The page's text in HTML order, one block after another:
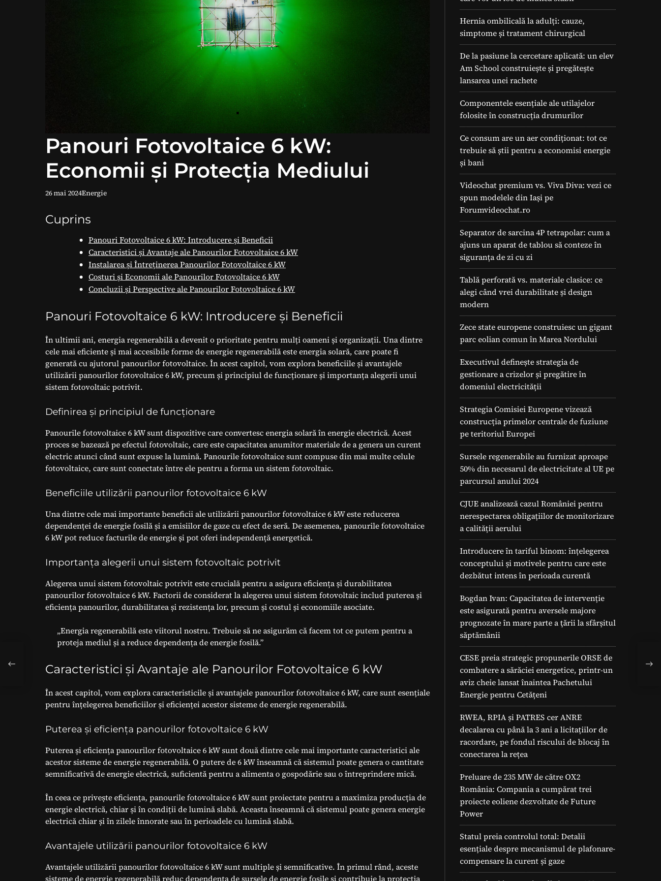
Panouri Fotovoltaice 6 kW:
Economii și Protecția Mediului
26 mai 2024Energie
Cuprins
Panouri Fotovoltaice 6 kW: Introducere și Beneficii
Caracteristici și Avantaje ale Panourilor Fotovoltaice 6 kW
Instalarea și Întreținerea Panourilor Fotovoltaice 6 kW
Costuri și Economii ale Panourilor Fotovoltaice 6 kW
Concluzii și Perspective ale Panourilor Fotovoltaice 6 kW
Panouri Fotovoltaice 6 kW: Introducere și Beneficii
În ultimii ani, energia regenerabilă a devenit o prioritate pentru mulți oameni și organizații. Una dintre
cele mai eficiente și mai accesibile forme de energie regenerabilă este energia solară, care poate fi
generată cu ajutorul panourilor fotovoltaice. În acest capitol, vom explora beneficiile și avantajele
utilizării panourilor fotovoltaice 6 kW, precum și principiul de funcționare și importanța alegerii unui
sistem fotovoltaic potrivit.
Definirea și principiul de funcționare
Panourile fotovoltaice 6 kW sunt dispozitive care convertesc energia solară în energie electrică. Acest
proces se bazează pe efectul fotovoltaic, care este capacitatea anumitor materiale de a genera un curent
electric atunci când sunt expuse la lumină. Panourile fotovoltaice sunt compuse din mai multe celule
fotovoltaice, care sunt conectate între ele pentru a forma un sistem fotovoltaic.
Beneficiile utilizării panourilor fotovoltaice 6 kW
Una dintre cele mai importante beneficii ale utilizării panourilor fotovoltaice 6 kW este reducerea
dependenței de energie fosilă și a emisiilor de gaze cu efect de seră. De asemenea, panourile fotovoltaice
6 kW pot reduce facturile de energie și pot oferi independență energetică.
Importanța alegerii unui sistem fotovoltaic potrivit
Alegerea unui sistem fotovoltaic potrivit este crucială pentru a asigura eficiența și durabilitatea
panourilor fotovoltaice 6 kW. Factorii de considerat la alegerea unui sistem fotovoltaic includ puterea și
eficiența panourilor, durabilitatea și rezistența lor, precum și costul și economiile asociate.
„Energia regenerabilă este viitorul nostru. Trebuie să ne asigurăm că facem tot ce putem pentru a
proteja mediul și a reduce dependența de energie fosilă.”
Caracteristici și Avantaje ale Panourilor Fotovoltaice 6 kW
În acest capitol, vom explora caracteristicile și avantajele panourilor fotovoltaice 6 kW, care sunt esențiale
pentru înțelegerea beneficiilor și eficienței acestor sisteme de energie regenerabilă.
Puterea și eficiența panourilor fotovoltaice 6 kW
Puterea și eficiența panourilor fotovoltaice 6 kW sunt două dintre cele mai importante caracteristici ale
acestor sisteme de energie regenerabilă. O putere de 6 kW înseamnă că sistemul poate genera o cantitate
semnificativă de energie electrică, suficientă pentru a alimenta o gospodărie sau o întreprindere mică.
În ceea ce privește eficiența, panourile fotovoltaice 6 kW sunt proiectate pentru a maximiza producția de
energie electrică, chiar și în condiții de lumină slabă. Aceasta înseamnă că sistemul poate genera energie
electrică chiar și în zilele înnorate sau în perioadele cu lumină slabă.
Avantajele utilizării panourilor fotovoltaice 6 kW
Avantajele utilizării panourilor fotovoltaice 6 kW sunt multiple și semnificative. În primul rând, aceste
sisteme de energie regenerabilă reduc dependența de sursele de energie fosile și contribuie la protecția
Hernia ombilicală la adulți: cauze,
simptome și tratament chirurgical
De la pasiune la cercetare aplicată: un elev
Am School construiește și pregătește
lansarea unei rachete
Componentele esențiale ale utilajelor
folosite în construcția drumurilor
Ce consum are un aer condiționat: tot ce
trebuie să știi pentru a economisi energie
și bani
Videochat premium vs. Viva Diva: vezi ce
spun modelele din Iași pe
Forumvideochat.ro
Separator de sarcina 4P tetrapolar: cum a
ajuns un aparat de tablou să conteze în
siguranța de zi cu zi
Tablă perforată vs. materiale clasice: ce
alegi când vrei durabilitate și design
modern
Zece state europene construiesc un gigant
parc eolian comun în Marea Nordului
Executivul definește strategia de
gestionare a crizelor și pregătire în
domeniul electricității
Strategia Comisiei Europene vizează
construcția primelor centrale de fuziune
pe teritoriul Europei
Sursele regenerabile au furnizat aproape
50% din necesarul de electricitate al UE pe
parcursul anului 2024
CJUE analizează cazul României pentru
nerespectarea obligațiilor de monitorizare
a calității aerului
Introducere în tariful binom: înțelegerea
conceptului și motivele pentru care este
dezbătut intens în perioada curentă
Bogdan Ivan: Capacitatea de intervenție
este asigurată pentru aversele majore
prognozate în mare parte a ţării la sfârșitul
săptămânii
CESE preia strategic propunerile ORSE de
combatere a sărăciei energetice, printr-un
aviz cheie lansat înaintea Pachetului
Energie pentru Cetățeni
RWEA, RPIA și PATRES cer ANRE
decalarea cu până la 3 ani a licitațiilor de
racordare, pe fondul riscului de blocaj în
conectarea la rețea
Preluare de 235 MW de către OX2
România: Compania a cumpărat trei
proiecte eoliene dezvoltate de Future
Power
Statul preia controlul total: Detalii
esențiale despre mecanismul de plafonare-
compensare la curent și gaze